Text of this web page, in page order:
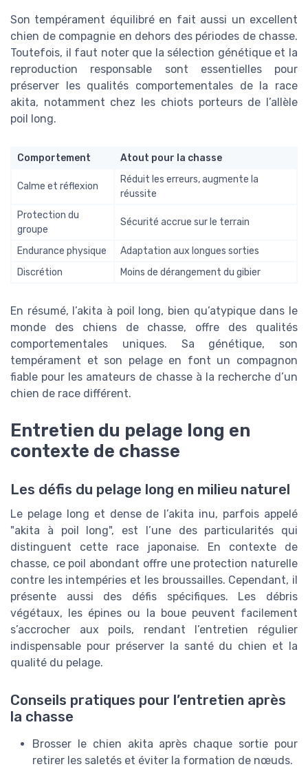
Son tempérament équilibré en fait aussi un excellent
chien de compagnie en dehors des périodes de chasse.
Toutefois, il faut noter que la sélection génétique et la
reproduction responsable sont essentielles pour
préserver les qualités comportementales de la race
akita, notamment chez les chiots porteurs de l’allèle
poil long.
Comportement Atout pour la chasse
Calme et réflexion
Réduit les erreurs, augmente la
réussite
Protection du
groupe
Sécurité accrue sur le terrain
Endurance physique
Adaptation aux longues sorties
Discrétion
Moins de dérangement du gibier
En résumé, l’akita à poil long, bien qu’atypique dans le
monde des chiens de chasse, offre des qualités
comportementales uniques. Sa génétique, son
tempérament et son pelage en font un compagnon
fiable pour les amateurs de chasse à la recherche d’un
chien de race différent.
Entretien du pelage long en
contexte de chasse
Les défis du pelage long en milieu naturel
Le pelage long et dense de l’akita inu, parfois appelé
"akita à poil long", est l’une des particularités qui
distinguent cette race japonaise. En contexte de
chasse, ce poil abondant offre une protection naturelle
contre les intempéries et les broussailles. Cependant, il
présente aussi des défis spécifiques. Les débris
végétaux, les épines ou la boue peuvent facilement
s’accrocher aux poils, rendant l’entretien régulier
indispensable pour préserver la santé du chien et la
qualité du pelage.
Conseils pratiques pour l’entretien après
la chasse
Brosser le chien akita après chaque sortie pour
retirer les saletés et éviter la formation de nœuds.